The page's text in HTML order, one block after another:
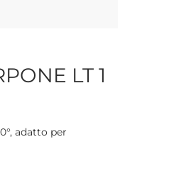
LT 1
adatto per